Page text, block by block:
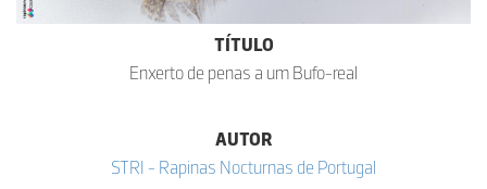
TÍTULO
Enxerto de penas a um Bufo-real
AUTOR
STRI - Rapinas Nocturnas de Portugal